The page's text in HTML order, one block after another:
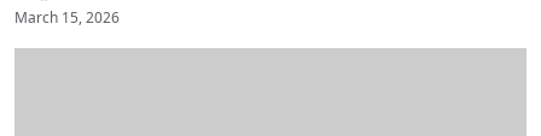
March 15, 2026